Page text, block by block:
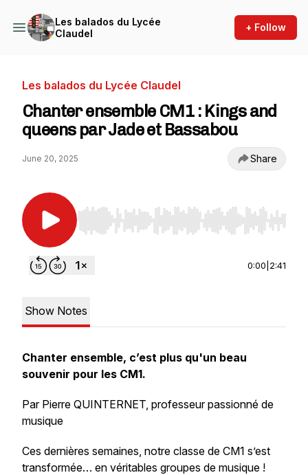
Les balados du Lycée
Claudel
+ Follow
Les balados du Lycée Claudel
Chanter ensemble CM1 : Kings and
queens par Jade et Bassabou
June 20, 2025 Share
Use Left/Right to seek, Home/End to jump to
0:00 2:41
Show Notes
Chanter ensemble, c’est plus qu'un beau
souvenir pour les CM1.
Par Pierre QUINTERNET, professeur passionné de
musique
Ces dernières semaines, notre classe de CM1 s’est
transformée… en véritables groupes de musique !